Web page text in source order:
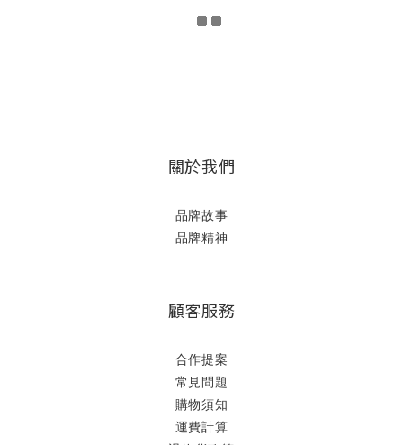
關於我們
品牌故事
品牌精神
顧客服務
合作提案
常見問題
購物須知
運費計算